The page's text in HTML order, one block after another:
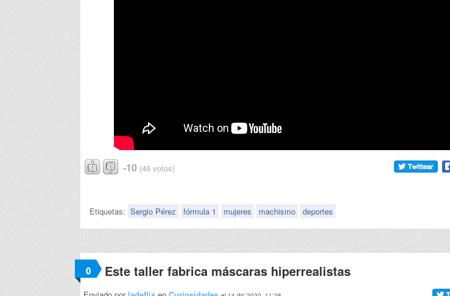
-10 (46 votos)
Etiquetas: Sergio Pérez fórmula 1 mujeres machismo deportes
0 Este taller fabrica máscaras hiperrealistas